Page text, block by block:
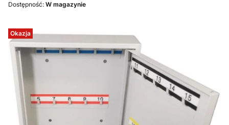
Dostępność: W magazynie
Okazja